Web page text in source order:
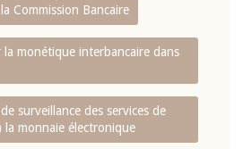
Commission Bancaire
monétique interbancaire dans
surveillance des services de
la monnaie électronique